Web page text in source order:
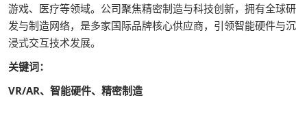
游戏、医疗等领域。公司聚焦精密制造与科技创新，拥有全球研
发与制造网络，是多家国际品牌核心供应商，引领智能硬件与沉
浸式交互技术发展。
关键词：
VR/AR、智能硬件、精密制造